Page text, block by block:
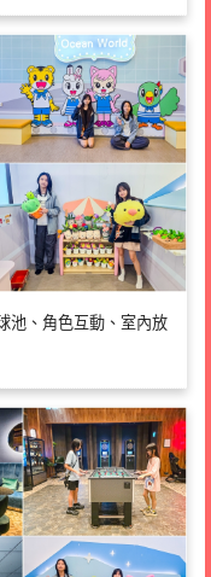
池、角色互動、室內放